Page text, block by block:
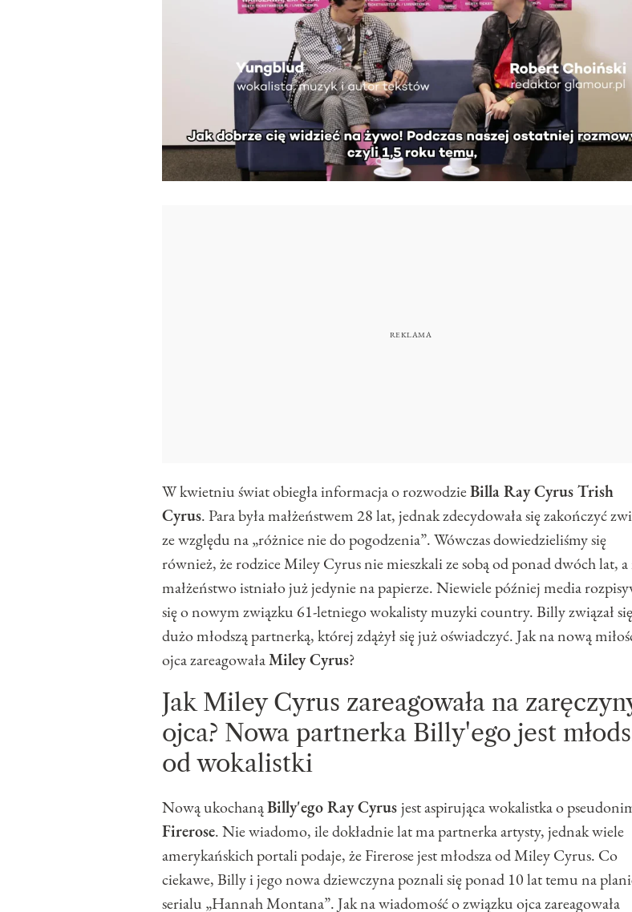
W kwietniu świat obiegła informacja o rozwodzieBilla Ray Cyrus Trish
Cyrus. Para była małżeństwem 28 lat, jednak zdecydowała się zakończyć
ze względu na „różnice nie do pogodzenia”. Wówczas dowiedzieliśmy się
również, że rodzice Miley Cyrus nie mieszkali ze sobą od ponad dwóch lat,
małżeństwo istniało już jedynie na papierze. Niewiele później media
się o nowym związku 61-letniego wokalisty muzyki country. Billy związał
dużo młodszą partnerką, której zdążył się już oświadczyć. Jak na nową
ojca zareagowałaMiley Cyrus?
Jak Miley Cyrus zareagowała na
ojca? Nowa partnerka Billy'ego jest
od wokalistki
Nową ukochanąBilly'ego Ray Cyrusjest aspirująca wokalistka o
Firerose. Nie wiadomo, ile dokładnie lat ma partnerka artysty, jednak wiele
amerykańskich portali podaje, że Firerose jest młodsza od Miley Cyrus. Co
ciekawe, Billy i jego nowa dziewczyna poznali się ponad 10 lat temu na
serialu „Hannah Montana”. Jak na wiadomość o związku ojca zareagowała